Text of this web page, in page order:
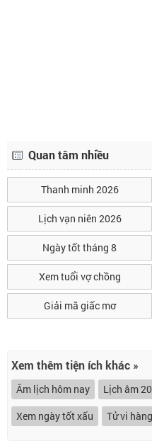
Quan tâm nhiều
Thanh minh 2026
Lịch vạn niên 2026
Ngày tốt tháng 8
Xem tuổi vợ chồng
Giải mã giấc mơ
Xem thêm tiện ích khác »
Âm lịch hôm nay Lịch âm
Xem ngày tốt xấu
Tử vi